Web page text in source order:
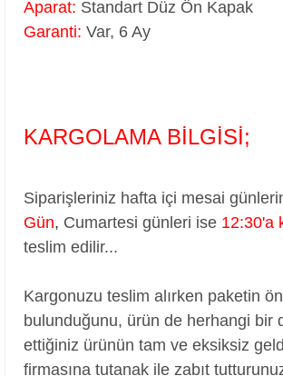
Aparat: Standart Düz Ön Kapak
Garanti: Var, 6 Ay
KARGOLAMA BİLGİSİ;
Siparişleriniz hafta içi mesai
Gün, Cumartesi günleri ise 12:30'a
teslim edilir...
Kargonuzu teslim alırken paketin
bulunduğunu, ürün de herhangi bir
ettiğiniz ürünün tam ve eksiksiz
firmasına tutanak ile zabıt